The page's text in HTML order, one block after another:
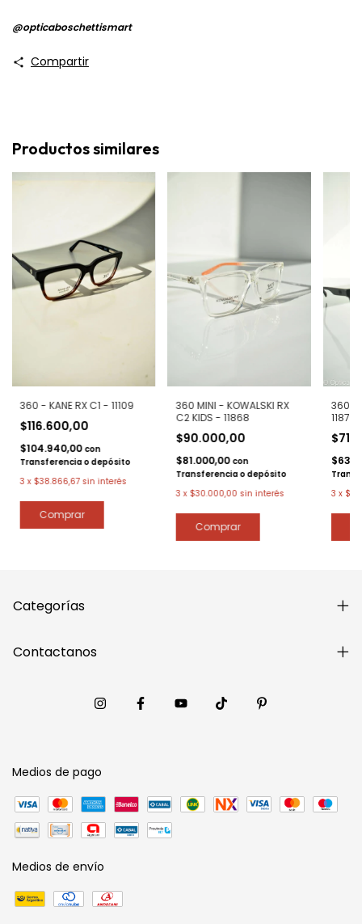
@‌opticaboschettismart
Compartir
Productos similares
360 - KANE RX C1 - 11109
$116.600,00
$104.940,00 con
Transferencia o depósito
3 x $38.866,67 sin interés
360 MINI - KOWALSKI RX
C2 KIDS - 11868
$90.000,00
$81.000,00 con
Transferencia o depósito
3 x $30.000,00 sin interés
360 -
11873
3 x
Categorías
Contactanos
Medios de pago
Medios de envío